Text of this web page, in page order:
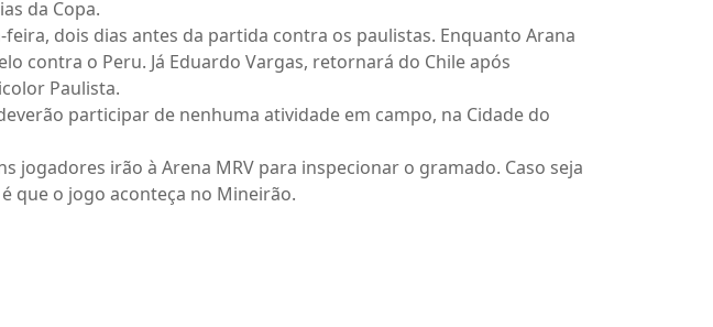
da Copa.
dois dias antes da partida contra os paulistas. Enquanto Arana
contra o Peru. Já Eduardo Vargas, retornará do Chile após
Paulista.
participar de nenhuma atividade em campo, na Cidade do
irão à Arena MRV para inspecionar o gramado. Caso seja
que o jogo aconteça no Mineirão.